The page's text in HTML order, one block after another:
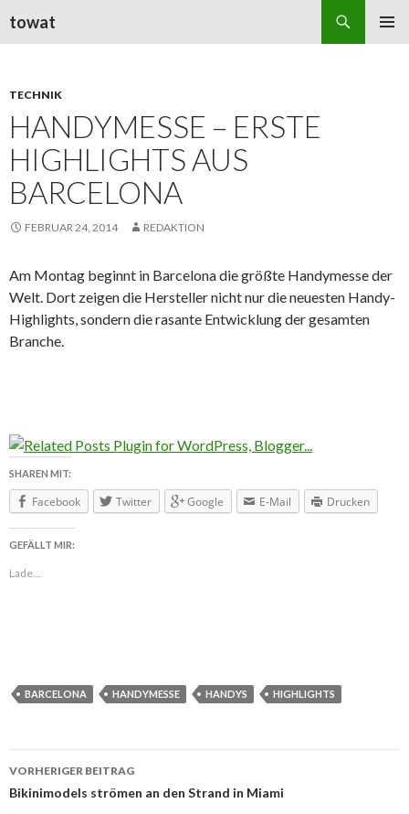
towat
TECHNIK
HANDYMESSE – ERSTE
HIGHLIGHTS AUS
BARCELONA
FEBRUAR 24, 2014 REDAKTION
Am Montag beginnt in Barcelona die größte Handymesse der
Welt. Dort zeigen die Hersteller nicht nur die neuesten Handy-
Highlights, sondern die rasante Entwicklung der gesamten
Branche.
SHAREN MIT:
Facebook Twitter Google E-Mail Drucken
GEFÄLLT MIR:
Lade...
BARCELONA HANDYMESSE HANDYS HIGHLIGHTS
Beitragsnavigation
VORHERIGER BEITRAG
Bikinimodels strömen an den Strand in Miami